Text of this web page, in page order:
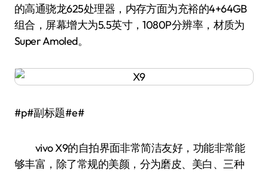
的高通骁龙625处理器，内存方面为充裕的4+64GB
组合，屏幕增大为5.5英寸，1080P分辨率，材质为
Super Amoled。
#p#副标题#e#
vivo X9的自拍界面非常简洁友好，功能非常能
够丰富，除了常规的美颜，分为磨皮、美白、三种